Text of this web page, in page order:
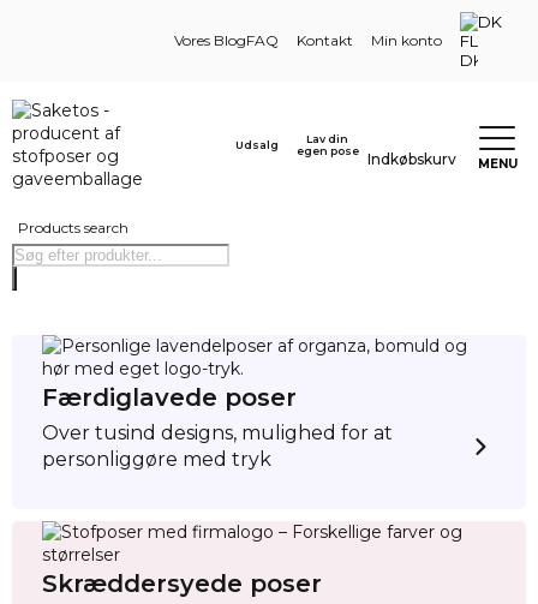
Vores BlogFAQ Kontakt Min konto
DK
Products search
Udsalg
Lav din
egen pose
Indkøbskurv MENU
Færdiglavede poser
Over tusind designs, mulighed for at
personliggøre med tryk
Skræddersyede poser